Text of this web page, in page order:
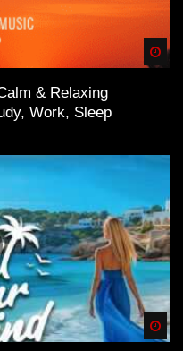
& Relaxing
Work, Sleep